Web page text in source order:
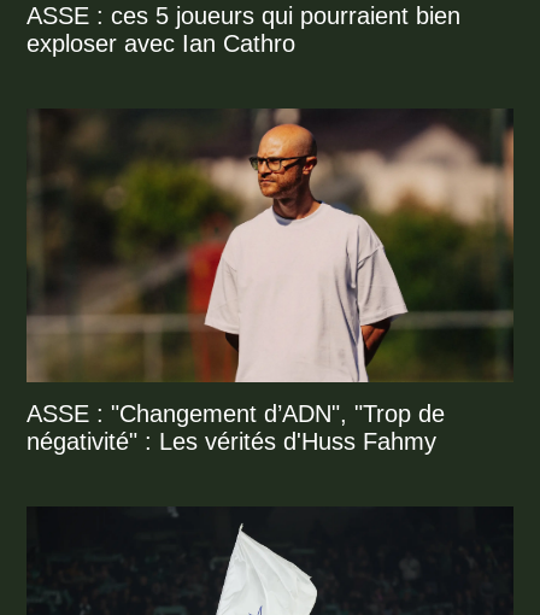
ASSE : ces 5 joueurs qui pourraient bien
exploser avec Ian Cathro
ASSE : "Changement d’ADN", "Trop de
négativité" : Les vérités d'Huss Fahmy